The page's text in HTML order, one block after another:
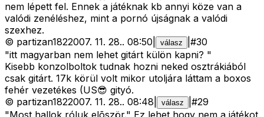
nem lépett fel. Ennek a játéknak kb annyi köze van a
valódi zenéléshez, mint a pornó újságnak a valódi
szexhez.
© partizan1822007. 11. 28.. 08:50 válasz #30
"itt magyarban nem lehet gitárt külön kapni? "
Kisebb konzolboltok tudnak hozni neked osztrákiából
csak gitárt. 17k körül volt mikor utoljára láttam a boxos
fehér vezetékes (US😎 gityó.
© partizan1822007. 11. 28.. 08:48 válasz #29